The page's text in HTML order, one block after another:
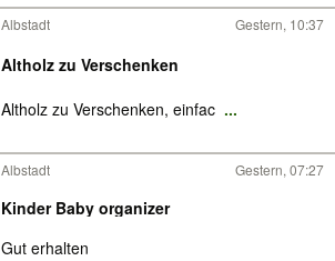
Albstadt Gestern, 10:37
Altholz zu Verschenken
Altholz zu Verschenken, einfac ...
Albstadt Gestern, 07:27
Kinder Baby organizer
Gut erhalten